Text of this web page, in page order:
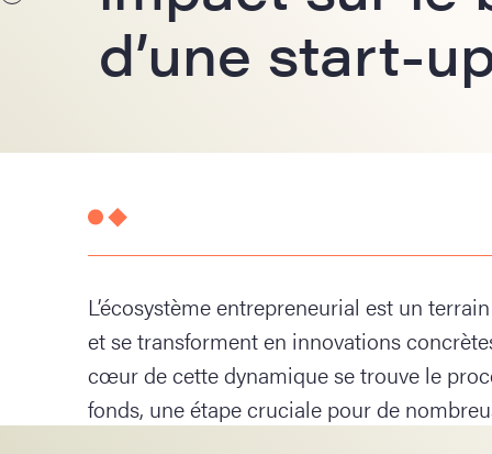
d’une start-
L’écosystème entrepreneurial est un
et se transforment en innovations
cœur de cette dynamique se trouve le
fonds, une étape cruciale pour de